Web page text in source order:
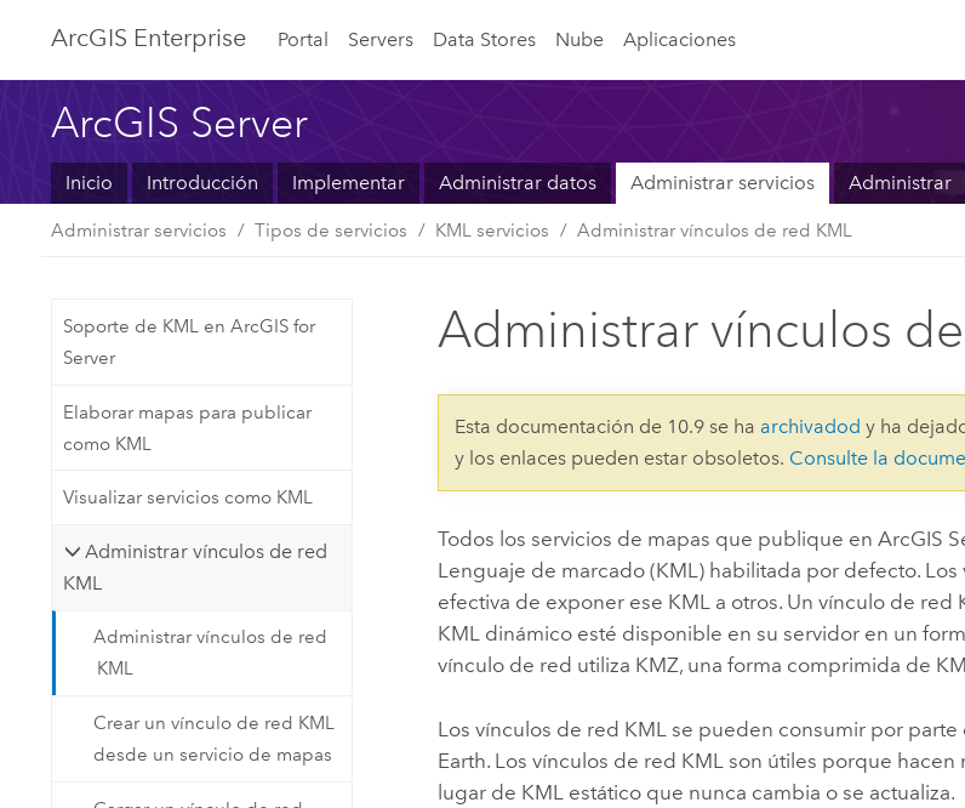
ArcGIS Enterprise Portal Servers Data Stores Nube Aplicaciones
ArcGIS Server
Inicio Introducción Implementar Administrar datos Administrar servicios Administrar
Administrar servicios Tipos de servicios KML servicios Administrar vínculos de red KML
Soporte de KML en ArcGIS for
Server
Elaborar mapas para publicar
como KML
Visualizar servicios como KML
Administrar vínculos de red
KML
Administrar vínculos de red
KML
Crear un vínculo de red KML
desde un servicio de mapas
Administrar vínculos
Esta documentación de 10.9 se ha archivadod y ha
y los enlaces pueden estar obsoletos. Consulte la
Todos los servicios de mapas que publique enArcGIS
Lenguaje de marcado (KML) habilitada por defecto.
efectiva de exponer ese KML a otros. Un vínculo de red
KML dinámico esté disponible en su servidor en un
vínculo de red utiliza KMZ, una forma comprimida de
Los vínculos de red KML se pueden consumir por
Earth. Los vínculos de red KML son útiles porque
lugar de KML estático que nunca cambia o se actualiza.